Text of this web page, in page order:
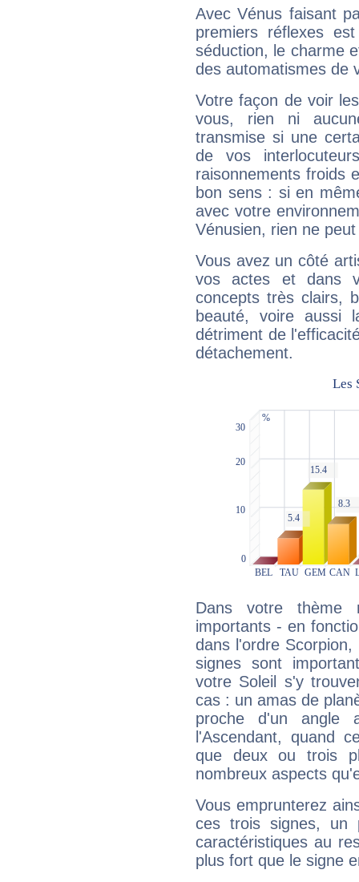
Avec Vénus faisant
premiers réflexes
séduction, le charme
des automatismes de
Votre façon de voir
vous, rien ni
transmise si une
de vos
raisonnements froids
bon sens : si en
avec votre
Vénusien, rien ne
Vous avez un côté
vos actes et dans
concepts très clairs,
beauté, voire aussi
détriment de
détachement.
Dans votre thème
importants - en
dans l'ordre
signes sont
votre Soleil s'y
cas : un amas de
proche d'un
l'Ascendant, quand
que deux ou trois
nombreux aspects
Vous emprunterez
ces trois signes, un
caractéristiques au
plus fort que le signe